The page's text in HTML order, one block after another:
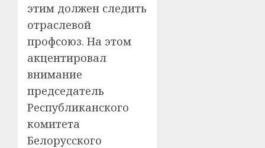
этим должен следить
отраслевой
профсоюз. На этом
акцентировал
внимание
председатель
Республиканского
комитета
Белорусского